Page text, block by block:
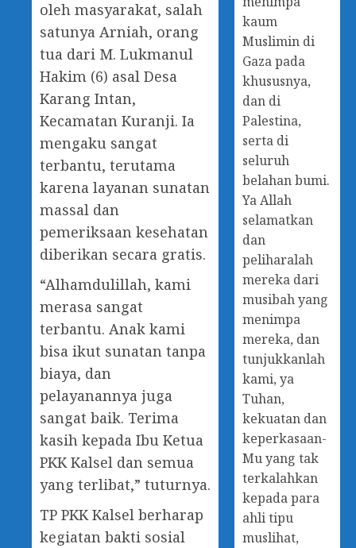
oleh masyarakat, salah
satunya Arniah, orang
tua dari M. Lukmanul
Hakim (6) asal Desa
Karang Intan,
Kecamatan Kuranji. Ia
mengaku sangat
terbantu, terutama
karena layanan sunatan
massal dan
pemeriksaan kesehatan
diberikan secara gratis.
“Alhamdulillah, kami
merasa sangat
terbantu. Anak kami
bisa ikut sunatan tanpa
biaya, dan
pelayanannya juga
sangat baik. Terima
kasih kepada Ibu Ketua
PKK Kalsel dan semua
yang terlibat,” tuturnya.
TP PKK Kalsel berharap
kegiatan bakti sosial
kaum
Muslimin di
Gaza pada
khususnya,
dan di
Palestina,
serta di
seluruh
belahan bumi.
Ya Allah
selamatkan
dan
peliharalah
mereka dari
musibah yang
menimpa
mereka, dan
tunjukkanlah
kami, ya
Tuhan,
kekuatan dan
keperkasaan-
Mu yang tak
terkalahkan
kepada para
ahli tipu
muslihat,